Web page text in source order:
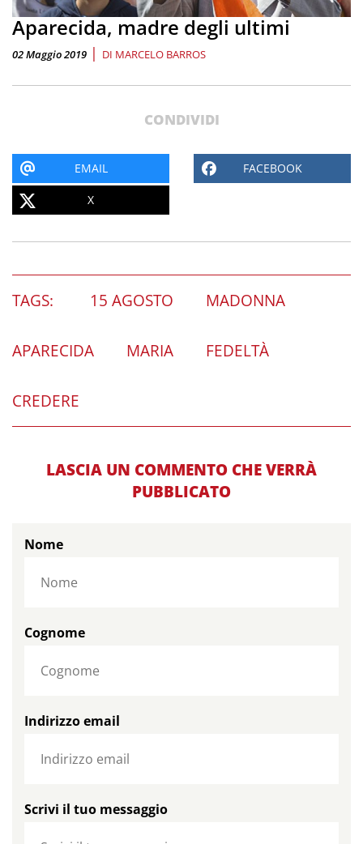
Aparecida, madre degli ultimi
02 Maggio 2019 | DI MARCELO BARROS
CONDIVIDI
EMAIL FACEBOOK
X
TAGS: 15 AGOSTO MADONNA
APARECIDA MARIA FEDELTÀ
CREDERE
LASCIA UN COMMENTO CHE VERRÀ
PUBBLICATO
Nome
Cognome
Indirizzo email
Scrivi il tuo messaggio